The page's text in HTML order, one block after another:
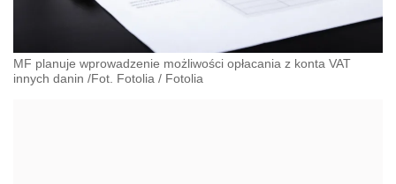
MF planuje wprowadzenie możliwości opłacania z konta VAT
innych danin /Fot. Fotolia / Fotolia